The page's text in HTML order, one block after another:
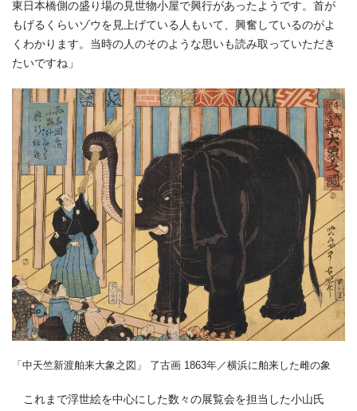
東日本橋側の盛り場の見世物小屋で興行があったようです。首が
もげるくらいゾウを見上げている人もいて、興奮しているのがよ
くわかります。当時の人のそのような思いも読み取っていただき
たいですね」
「中天竺新渡舶来大象之図」 了古画 1863年／横浜に舶来した雌の象
これまで浮世絵を中心にした数々の展覧会を担当した小山氏